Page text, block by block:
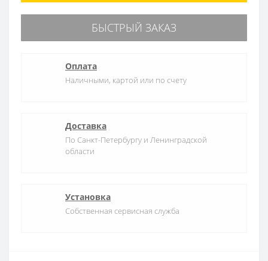
БЫСТРЫЙ ЗАКАЗ
Оплата
Наличными, картой или по счету
Доставка
По Санкт-Петербургу и Ленинградской
области
Установка
Собственная сервисная служба